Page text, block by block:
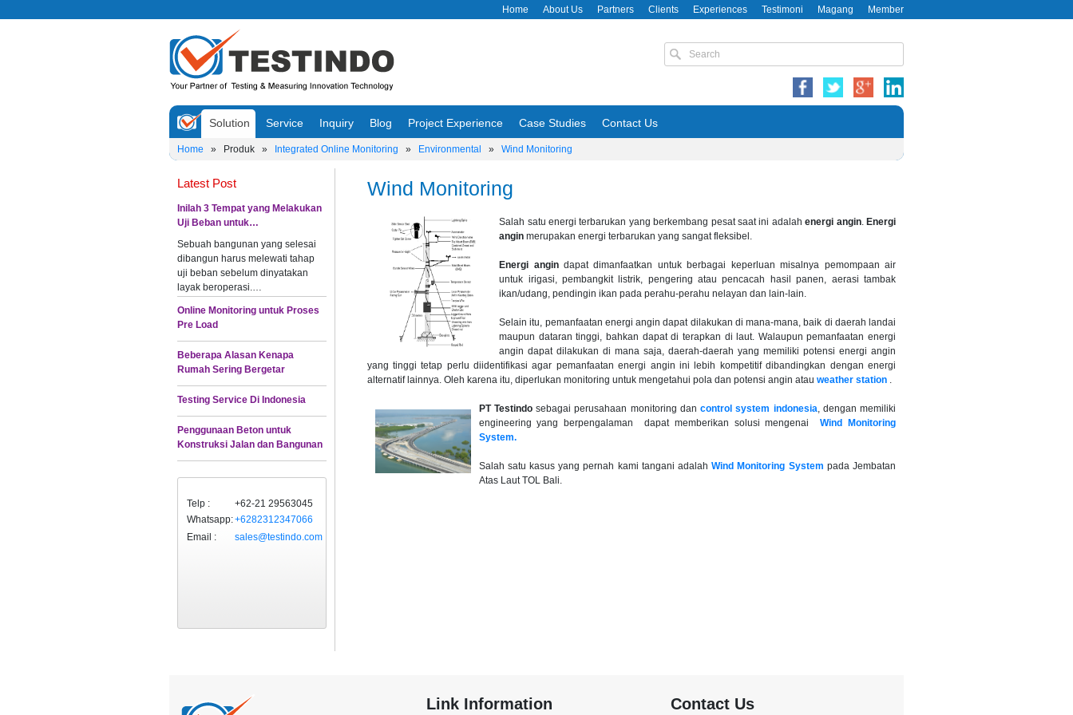
Home About Us Partners Clients Experiences Testimoni Magang Member
Solution Service Inquiry Blog Project Experience Case Studies Contact Us
Home » Produk » Integrated Online Monitoring » Environmental » Wind Monitoring
Latest Post
Inilah 3 Tempat yang Melakukan
Uji Beban untuk…
Sebuah bangunan yang selesai
dibangun harus melewati tahap
uji beban sebelum dinyatakan
layak beroperasi.…
Online Monitoring untuk Proses
Pre Load
Beberapa Alasan Kenapa
Rumah Sering Bergetar
Testing Service Di Indonesia
Penggunaan Beton untuk
Konstruksi Jalan dan Bangunan
Telp :
+62-21 29563045
Whatsapp:+6282312347066
Email :
sales@testindo.com
Wind Monitoring
Salah satu energi terbarukan yang berkembang pesat saat ini adalahenergi angin. Energi
angin merupakan energi terbarukan yang sangat fleksibel.
Energi angin dapat dimanfaatkan untuk berbagai keperluan misalnya pemompaan air
untuk irigasi, pembangkit listrik, pengering atau pencacah hasil panen, aerasi tambak
ikan/udang, pendingin ikan pada perahu-perahu nelayan dan lain-lain.
Selain itu, pemanfaatan energi angin dapat dilakukan di mana-mana, baik di daerah landai
maupun dataran tinggi, bahkan dapat di terapkan di laut. Walaupun pemanfaatan energi
angin dapat dilakukan di mana saja, daerah-daerah yang memiliki potensi energi angin
yang tinggi tetap perlu diidentifikasi agar pemanfaatan energi angin ini lebih kompetitif dibandingkan dengan energi
alternatif lainnya. Oleh karena itu, diperlukan monitoring untuk mengetahui pola dan potensi angin atau weather station .
PT Testindosebagai perusahaan monitoring dan control system indonesia, dengan memiliki
engineering yang berpengalaman dapat memberikan solusi mengenaiWind Monitoring
System.
Salah satu kasus yang pernah kami tangani adalahWind Monitoring System pada Jembatan
Atas Laut TOL Bali.
Link Information Contact Us